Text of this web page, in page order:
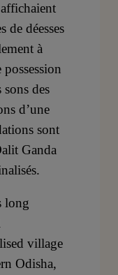
de déesses
à
sons des
d’une
sont
Ganda
long
village
Odisha,